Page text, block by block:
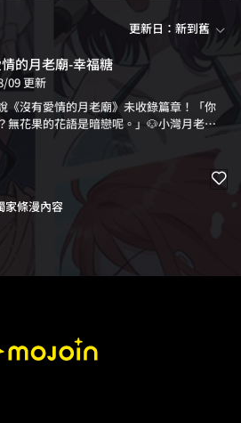
更新日：新到舊
的月老廟-幸福糖
09 更新
《沒有愛情的月老廟》未收錄篇章！「你
無花果的花語是暗戀呢。」🐶小灣月老廟
意到徐毅並對他抱有好感。再次相遇時，
出直球攻勢，約喝咖啡、每週遛狗、戶外
來！但在徐毅的心中，卻有個無法抹滅的
開朗率真年下警察 X 創傷往事內斂果農，
家條漫內容